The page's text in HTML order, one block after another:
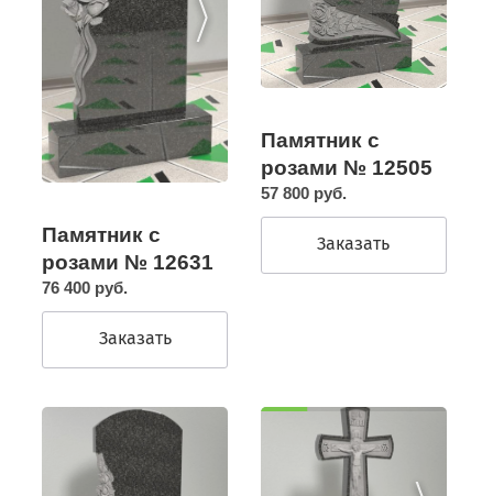
Памятник с
розами № 12631
76 400 руб.
Заказать
Памятник с
розами № 12505
57 800 руб.
Заказать